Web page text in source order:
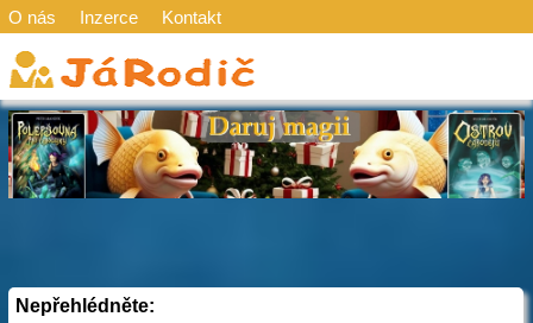
O nás Inzerce Kontakt
Nepřehlédněte: